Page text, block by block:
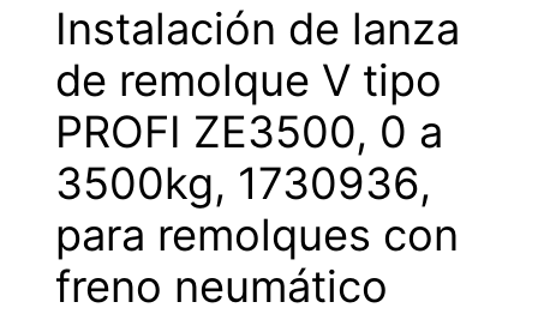
1730936
cantidad
Instalación de lanza
de remolque V tipo
PROFI ZE3500, 0 a
3500kg, 1730936,
para remolques con
freno neumático